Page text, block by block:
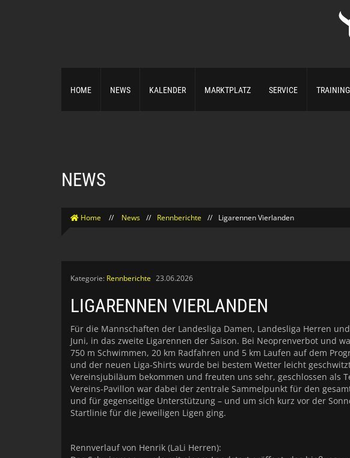
HOME NEWS KALENDER MARKTPLATZ SERVICE TRAINING
Home // News // Rennberichte // Ligarennen Vierlanden
NEWS
Kategorie: Rennberichte 23.06.2026
LIGARENNEN VIERLANDEN
Für die Mannschaften der Landesliga Damen, Landesliga Herren
Juni, in das zweite Ligarennen der Saison. Bei Neoprenverbot und
750 m Schwimmen, 20 km Radfahren und 5 km Laufen auf dem
und der neuen Liga-Shirts wurde bei bestem Wetter leicht
Vereinsjubiläum bekommen und freuten uns sehr, geschlossen als
Vereins-Pavillon war dabei der zentrale Sammelpunkt für den
und für gegenseitige Unterstützung – und um sich kurz vor der
Startlinie für die jeweiligen Ligen ging.
Rennverlauf von Henrik (LaLi Herren):